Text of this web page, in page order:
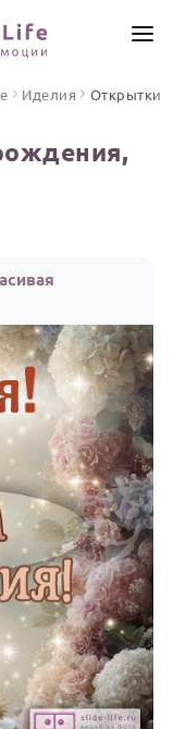
Иделия Открытки